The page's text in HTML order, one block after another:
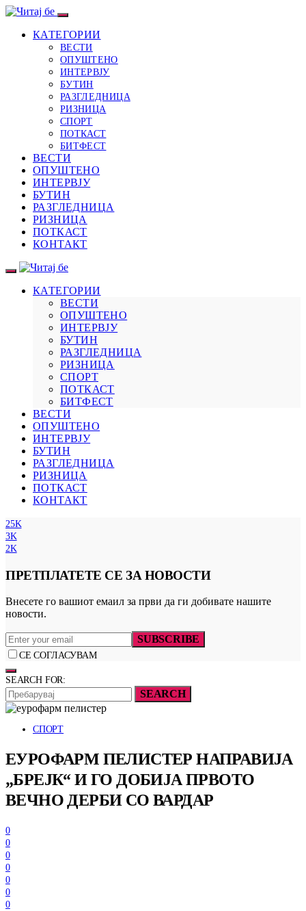
КАТЕГОРИИ
ВЕСТИ
ОПУШТЕНО
ИНТЕРВЈУ
БУТИН
РАЗГЛЕДНИЦА
РИЗНИЦА
СПОРТ
ПОТКАСТ
БИТФЕСТ
ВЕСТИ
ОПУШТЕНО
ИНТЕРВЈУ
БУТИН
РАЗГЛЕДНИЦА
РИЗНИЦА
ПОТКАСТ
КОНТАКТ
КАТЕГОРИИ
ВЕСТИ
ОПУШТЕНО
ИНТЕРВЈУ
БУТИН
РАЗГЛЕДНИЦА
РИЗНИЦА
СПОРТ
ПОТКАСТ
БИТФЕСТ
ВЕСТИ
ОПУШТЕНО
ИНТЕРВЈУ
БУТИН
РАЗГЛЕДНИЦА
РИЗНИЦА
ПОТКАСТ
КОНТАКТ
25K
3K
2K
ПРЕТПЛАТЕТЕ СЕ ЗА НОВОСТИ
Внесете го вашиот емаил за први да ги добивате нашите
новости.
SUBSCRIBE
СЕ СОГЛАСУВАМ
SEARCH FOR:
SEARCH
СПОРТ
ЕУРОФАРМ ПЕЛИСТЕР НАПРАВИЈА
„БРЕЈК“ И ГО ДОБИЈА ПРВОТО
ВЕЧНО ДЕРБИ СО ВАРДАР
0
0
0
0
0
0
0